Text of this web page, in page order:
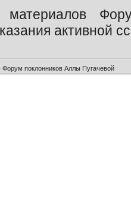
материалов
активной
поклонников Аллы Пугачевой